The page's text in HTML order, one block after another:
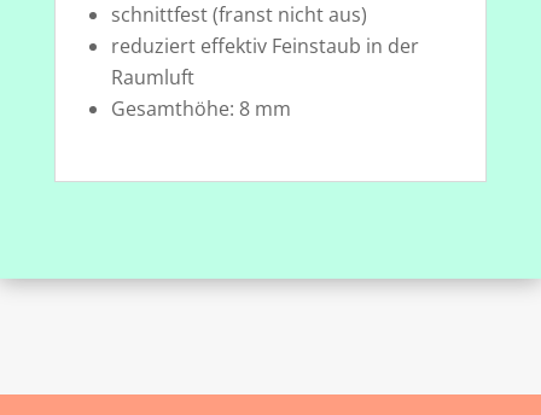
schnittfest (franst nicht aus)
reduziert effektiv Feinstaub in der
Raumluft
Gesamthöhe: 8 mm